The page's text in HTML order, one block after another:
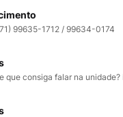
99635-1712 / 99634-0174
que consiga falar na unidade?